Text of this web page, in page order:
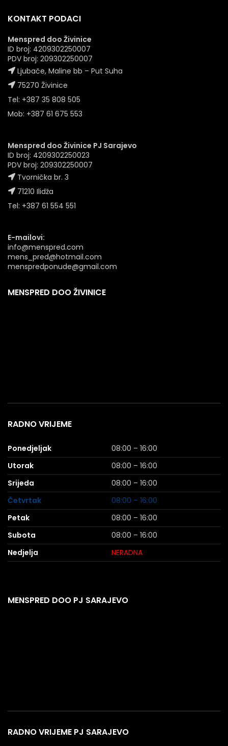
KONTAKT PODACI
Menspred doo Živinice
ID broj: 4209302250007
PDV broj: 209302250007
Ljubače, Maline bb – Put Suha
75270 Živinice
Tel: +387 35 808 505
Mob: +387 61 675 553
Menspred doo Živinice PJ Sarajevo
ID broj: 4209302250023
PDV broj: 209302250007
Tvornička br. 3
71210 Ilidža
Tel: +387 61 554 551
E-mailovi:
info@menspred.com
mens_pred@hotmail.com
menspredponude@gmail.com
MENSPRED DOO ŽIVINICE
RADNO VRIJEME
Ponedjeljak
08:00 – 16:00
Utorak
08:00 – 16:00
Srijeda
08:00 – 16:00
Četvrtak
08:00 – 16:00
Petak
08:00 – 16:00
Subota
08:00 – 16:00
Nedjelja
NERADNA
MENSPRED DOO PJ SARAJEVO
RADNO VRIJEME PJ SARAJEVO